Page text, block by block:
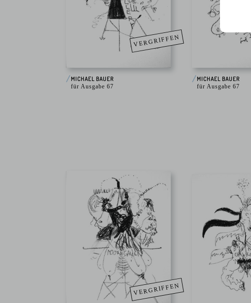
VERGRIFFEN
MICHAEL BAUER
für Ausgabe 67
MICHAEL BAUER
für Ausgabe 67
VERGRIFFEN